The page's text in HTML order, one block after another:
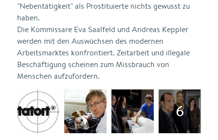
"Nebentätigkeit" als Prostituierte nichts gewusst zu
haben.
Die Kommissare Eva Saalfeld und Andreas Keppler
werden mit den Auswüchsen des modernen
Arbeitsmarktes konfrontiert. Zeitarbeit und illegale
Beschäftigung scheinen zum Missbrauch von
Menschen aufzufordern.